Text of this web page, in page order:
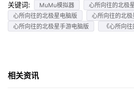
关键词: MuMu模拟器
心所向往的北极
心所向往的北极星电脑版
心所向往的北极
心所向往的北极星手游电脑版
《心所向
相关资讯